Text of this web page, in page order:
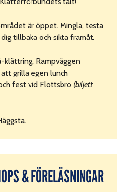
är öppet. Mingla, testa
tillbaka och sikta framåt.
klättring, Rampväggen
att grilla egen lunch
fest vid Flottsbro (biljett
& FÖRELÄSNINGAR